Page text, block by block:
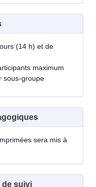
(14 h) et de
maximum
sous-groupe
sera mis à
de suivi